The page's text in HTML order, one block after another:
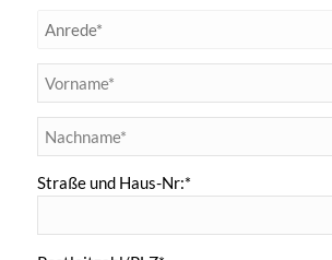
Straße und Haus-Nr:*